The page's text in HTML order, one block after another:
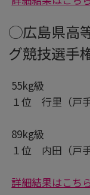
◯広島県高
グ競技選手
55kg級
１位 行里（戸手
89kg級
１位 内田（戸手
詳細結果はこち